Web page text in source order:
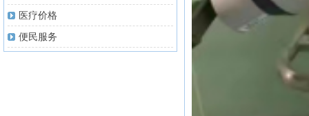
医疗价格
便民服务